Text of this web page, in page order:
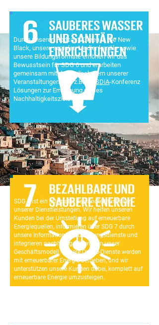
Durch unseren Podcast, Green is the New
Black, unsere sozialen Medienkanäle sowie
unsere Bildungsformate erhöhen wir das
Bewusstsein für SDG 6 und erarbeiten
gemeinsam mit den Teilnehmern unserer
Veranstaltungen, wie z.B. die SDiA-Konferenz
Lösungen zur Erreichung dieses
Nachhaltigkeitsziels.
SDG 7 ist ein integraler Bestandteil fast aller
unserer Dienstleistungen. Wir helfen unseren
Kunden bei der Umstellung auf erneuerbare
Energiequellen, informieren über SDG 7 durch
unsere Informations- und Bildungsdienste und
integrieren nachhaltige Energie in unser
Geschäftsmodell. Unsere Online-Dienste werden
mit erneuerbarer Energie betrieben, und wir
unterstützen unsere Kunden dabei, komplett auf
erneuerbare Energie umzusteigen.